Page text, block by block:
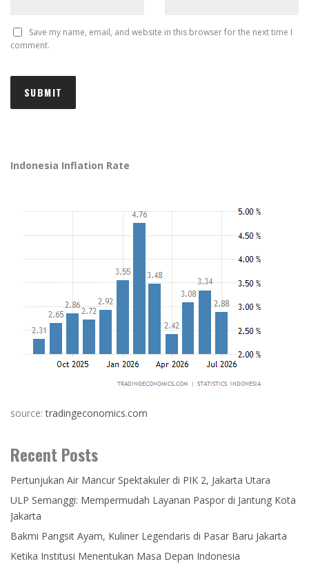
Save my name, email, and website in this browser for the next time I
comment.
Indonesia Inflation Rate
source:tradingeconomics.com
Recent Posts
Pertunjukan Air Mancur Spektakuler di PIK 2, Jakarta Utara
ULP Semanggi: Mempermudah Layanan Paspor di Jantung Kota
Jakarta
Bakmi Pangsit Ayam, Kuliner Legendaris di Pasar Baru Jakarta
Ketika Institusi Menentukan Masa Depan Indonesia